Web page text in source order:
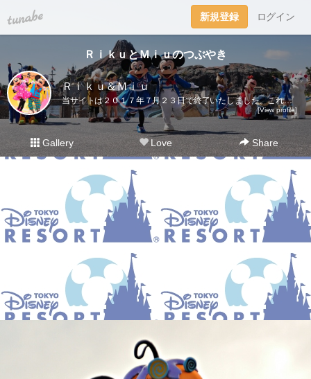
tuna.be 新規登録 ログイン
ＲｉｋｕとＭｉｕのつぶやき
Ｒｉｋｕ＆Ｍｉｕ
当サイトは２０１７年７月２３日で終了いたしました。これまでご愛読いただき、ありがとうございました。ディズニー大好き夫婦のＲｉｋｕ＆Ｍｉｕです。日々の他愛も無いことを呟きます。＜管理人＞Ｒｉｋｕ（夫）→妻の影響でディズニー好きになったにわかファンＭｉｕ（妻）→子供の頃から根っからのディズニー好きＤｉｓｎｅｙ Ｄｒｅａｍｓhttp://waltdisneymagic.blog135.fc2.com/２０１２年３月までＲｉｋｕ＆Ｍｉｕが運営していたディズニーブログです。
[View profile]
Gallery Love Share